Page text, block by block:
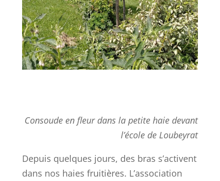
Consoude en fleur dans la petite haie devant
l’école de Loubeyrat
Depuis quelques jours, des bras s’activent
dans nos haies fruitières. L’association